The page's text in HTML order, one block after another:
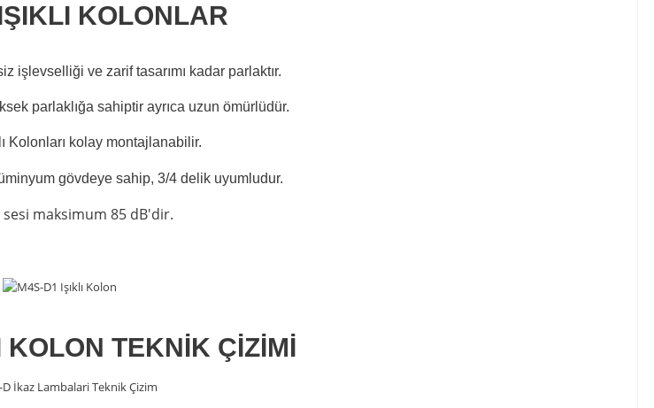
KOLONLAR
işlevselliği ve zarif tasarımı kadar parlaktır.
parlaklığa sahiptir ayrıca uzun ömürlüdür.
Kolonları kolay montajlanabilir.
gövdeye sahip, 3/4 delik uyumludur.
sesi maksimum 85 dB'dir.
KOLON TEKNİK ÇİZİMİ